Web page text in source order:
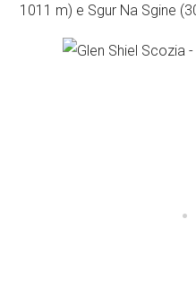
1011 m) e Sgur Na Sgine